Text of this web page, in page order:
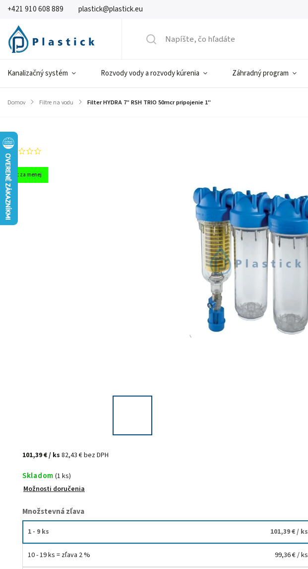
+421 910 608 889 plastick@plastick.eu
Kanalizačný systém Rozvody vody a rozvody kúrenia Záhradný program
Domov / Filtre na vodu / Filter HYDRA 7" RSH TRIO 50mcr pripojenie 1"
Viac za menej
Značka:
101,39 €/ ks82,43 € bez DPH
Skladom (1 ks)
Možnosti doručenia
Množstevná zľava
1 - 9 ks 101,39 €/ ks
10 - 19 ks = zľava 2 % 99,36 €/ ks